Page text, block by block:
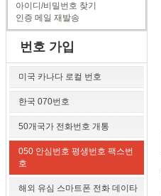
아이디/비밀번호 찾기
인증 메일 재발송
번호 가입
미국 카나다 로컬 번호
한국 070번호
50개국가 전화번호 개통
050 안심번호 평생번호 팩스번
호
해외 유심 스마트폰 전화 데이타